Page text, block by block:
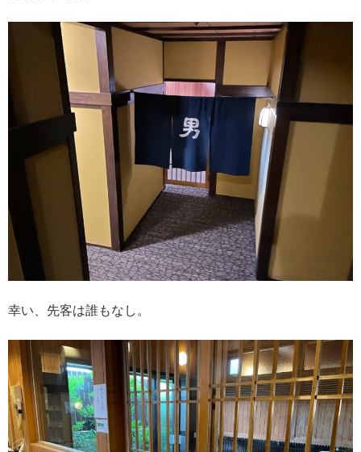
幸い、先客は誰もなし。